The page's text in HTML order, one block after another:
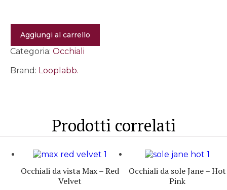
vista
Jane
-
Yves
Aggiungi al carrello
Categoria: Occhiali
Brand: Looplabb.
Prodotti correlati
Occhiali da vista Max – Red
Velvet
Occhiali da sole Jane – Hot
Pink